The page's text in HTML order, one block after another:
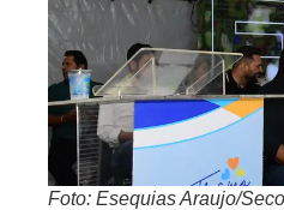
Foto: Esequias Araujo/